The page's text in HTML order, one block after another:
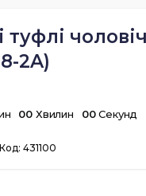
2A)
00 Хвилин 00 Секунд
Код: 431100